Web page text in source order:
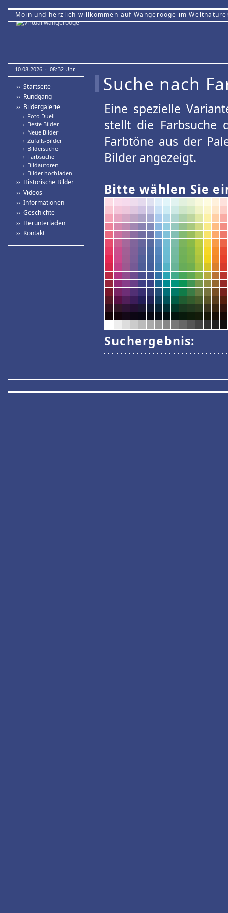
Moin und herzlich willkommen auf Wangerooge im
10.08.2026 · 08:32 Uhr.
›› Startseite
›› Rundgang
›› Bildergalerie
› Foto-Duell
› Beste Bilder
› Neue Bilder
› Zufalls-Bilder
› Bildersuche
› Farbsuche
› Bildautoren
› Bilder hochladen
›› Historische Bilder
›› Videos
›› Informationen
›› Geschichte
›› Herunterladen
›› Kontakt
Suche nach
Eine spezielle
stellt die Farbsuche
Farbtöne aus der
Bilder angezeigt.
Bitte wählen Sie
Suchergebnis: